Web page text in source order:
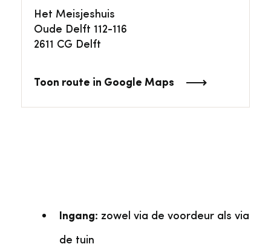
Het Meisjeshuis
Oude Delft 112-116
2611 CG Delft
Toon route in Google Maps
Ingang: zowel via de voordeur als via
de tuin